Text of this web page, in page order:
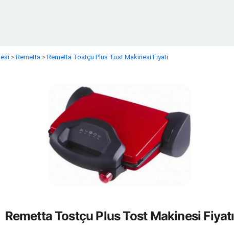
> Remetta > Remetta Tostçu Plus Tost Makinesi Fiyatı
Remetta Tostçu Plus Tost Makinesi Fiyatı